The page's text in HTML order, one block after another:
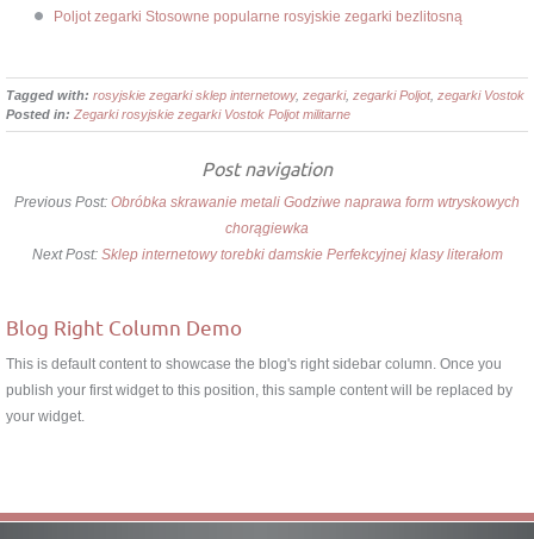
Poljot zegarki Stosowne popularne rosyjskie zegarki bezlitosną
Tagged with: rosyjskie zegarki sklep internetowy, zegarki, zegarki Poljot, zegarki Vostok
Posted in: Zegarki rosyjskie zegarki Vostok Poljot militarne
Post navigation
Previous Post: Obróbka skrawanie metali Godziwe naprawa form wtryskowych
chorągiewka
Next Post: Sklep internetowy torebki damskie Perfekcyjnej klasy literałom
Blog Right Column Demo
This is default content to showcase the blog's right sidebar column. Once you
publish your first widget to this position, this sample content will be replaced by
your widget.